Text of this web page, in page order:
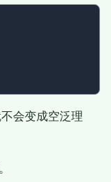
会变成空泛理